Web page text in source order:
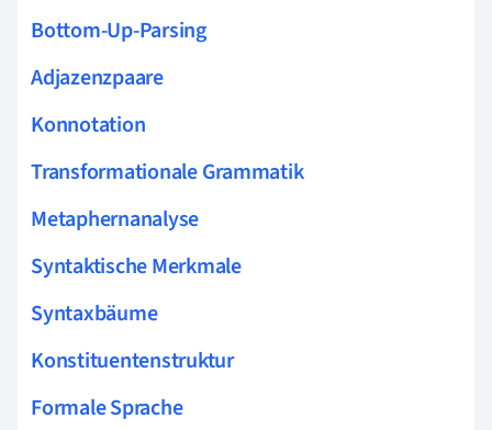
Bottom-Up-Parsing
Adjazenzpaare
Konnotation
Transformationale Grammatik
Metaphernanalyse
Syntaktische Merkmale
Syntaxbäume
Konstituentenstruktur
Formale Sprache